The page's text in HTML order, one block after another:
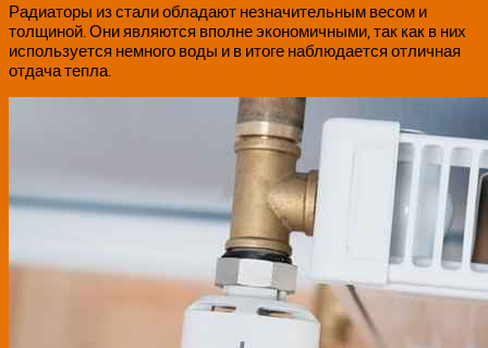
Радиаторы из стали обладают незначительным весом и
толщиной. Они являются вполне экономичными, так как в них
используется немного воды и в итоге наблюдается отличная
отдача тепла.